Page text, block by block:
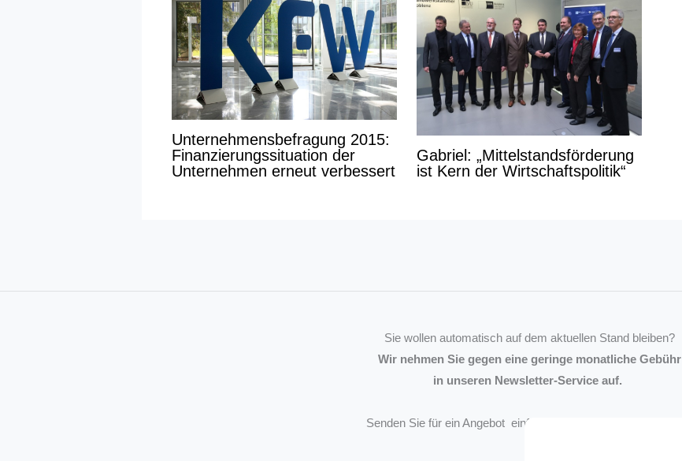
Unternehmensbefragung 2015:
Finanzierungssituation der
Unternehmen erneut verbessert
Gabriel: „Mittelstandsförderung
ist Kern der Wirtschaftspolitik“
Sie wollen automatisch auf dem aktuellen Stand bleiben?
Wir nehmen Sie gegen eine geringe monatliche Gebühr
in unseren Newsletter-Service auf.
Senden Sie für ein Angebot einfach eine